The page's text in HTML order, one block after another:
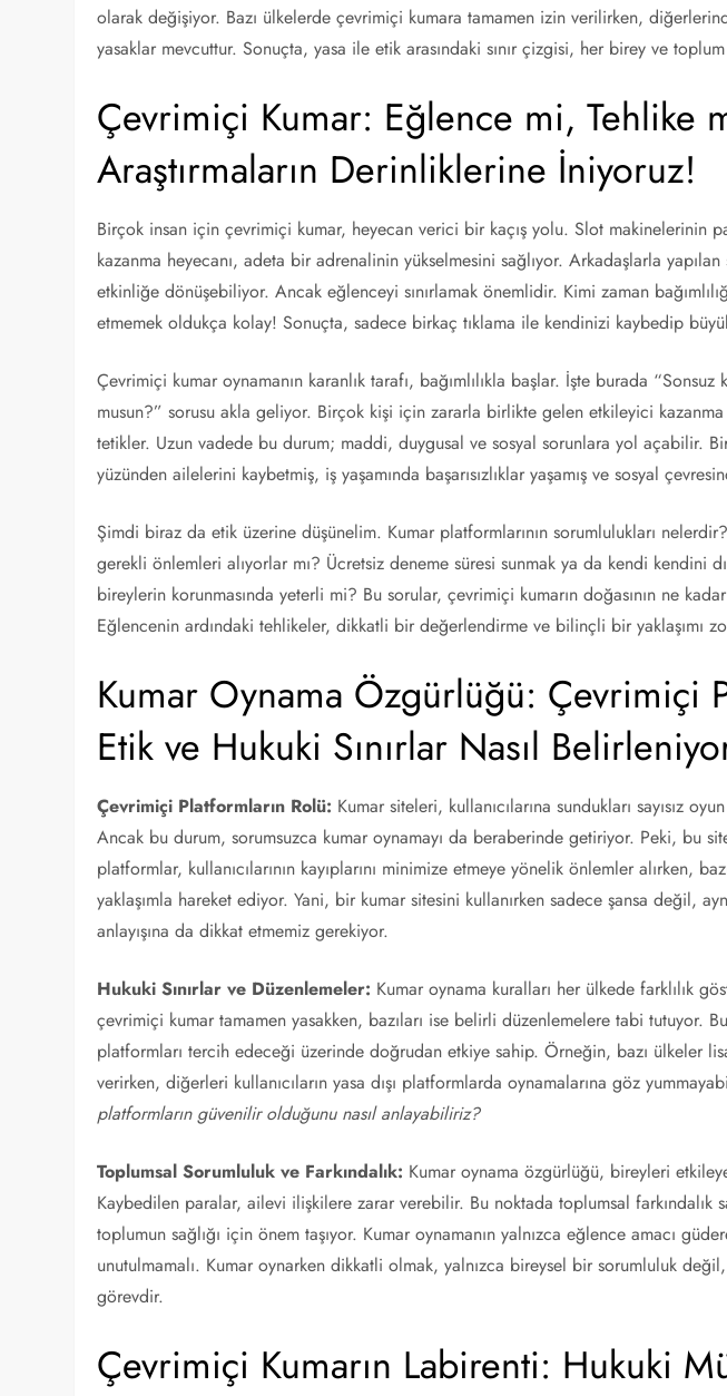
olarak değişiyor. Bazı ülkelerde çevrimiçi kumara tamamen izin verilirken,
yasaklar mevcuttur. Sonuçta, yasa ile etik arasındaki sınır çizgisi, her birey ve
Çevrimiçi Kumar: Eğlence mi, Tehlike
Araştırmaların Derinliklerine İniyoruz!
Birçok insan için çevrimiçi kumar, heyecan verici bir kaçış yolu. Slot makinelerinin
kazanma heyecanı, adeta bir adrenalinin yükselmesini sağlıyor. Arkadaşlarla
etkinliğe dönüşebiliyor. Ancak eğlenceyi sınırlamak önemlidir. Kimi zaman
etmemek oldukça kolay! Sonuçta, sadece birkaç tıklama ile kendinizi kaybedip
Çevrimiçi kumar oynamanın karanlık tarafı, bağımlılıkla başlar. İşte burada
musun?” sorusu akla geliyor. Birçok kişi için zararla birlikte gelen etkileyici
tetikler. Uzun vadede bu durum; maddi, duygusal ve sosyal sorunlara yol açabilir.
yüzünden ailelerini kaybetmiş, iş yaşamında başarısızlıklar yaşamış ve sosyal
Şimdi biraz da etik üzerine düşünelim. Kumar platformlarının sorumlulukları
gerekli önlemleri alıyorlar mı? Ücretsiz deneme süresi sunmak ya da kendi kendini
bireylerin korunmasında yeterli mi? Bu sorular, çevrimiçi kumarın doğasının ne
Eğlencenin ardındaki tehlikeler, dikkatli bir değerlendirme ve bilinçli bir yaklaşımı
Kumar Oynama Özgürlüğü: Çevrimiçi
Etik ve Hukuki Sınırlar Nasıl
Çevrimiçi Platformların Rolü: Kumar siteleri, kullanıcılarına sundukları sayısız
Ancak bu durum, sorumsuzca kumar oynamayı da beraberinde getiriyor. Peki, bu
platformlar, kullanıcılarının kayıplarını minimize etmeye yönelik önlemler alırken,
yaklaşımla hareket ediyor. Yani, bir kumar sitesini kullanırken sadece şansa değil,
anlayışına da dikkat etmemiz gerekiyor.
Hukuki Sınırlar ve Düzenlemeler: Kumar oynama kuralları her ülkede farklılık
çevrimiçi kumar tamamen yasakken, bazıları ise belirli düzenlemelere tabi tutuyor.
platformları tercih edeceği üzerinde doğrudan etkiye sahip. Örneğin, bazı ülkeler
verirken, diğerleri kullanıcıların yasa dışı platformlarda oynamalarına göz
platformların güvenilir olduğunu nasıl anlayabiliriz?
Toplumsal Sorumluluk ve Farkındalık: Kumar oynama özgürlüğü, bireyleri
Kaybedilen paralar, ailevi ilişkilere zarar verebilir. Bu noktada toplumsal farkındalık
toplumun sağlığı için önem taşıyor. Kumar oynamanın yalnızca eğlence amacı
unutulmamalı. Kumar oynarken dikkatli olmak, yalnızca bireysel bir sorumluluk
görevdir.
Çevrimiçi Kumarın Labirenti: Hukuki